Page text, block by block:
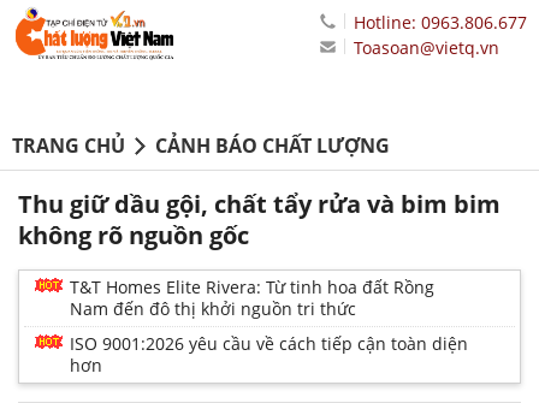
Hotline: 0963.806.677
Toasoan@vietq.vn
TRANG CHỦ CẢNH BÁO CHẤT LƯỢNG
Thu giữ dầu gội, chất tẩy rửa và bim bim
không rõ nguồn gốc
T&T Homes Elite Rivera: Từ tinh hoa đất Rồng
Nam đến đô thị khởi nguồn tri thức
ISO 9001:2026 yêu cầu về cách tiếp cận toàn diện
hơn